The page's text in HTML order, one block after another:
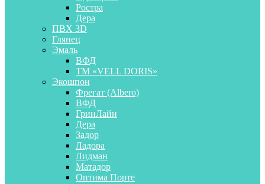
Ростра
Дера
ПВХ 3D
Глянец
Эмаль
ВФД
ТМ «VELL DORIS»
Экошпон
Фрегат (Albero)
ВФД
ГринЛайн
Дера
Задор
Ладора
Лидман
Матадор
Оптима Порте